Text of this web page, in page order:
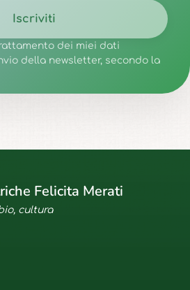
Iscriviti
dei miei dati
della newsletter, secondo la
Felicita Merati
cultura